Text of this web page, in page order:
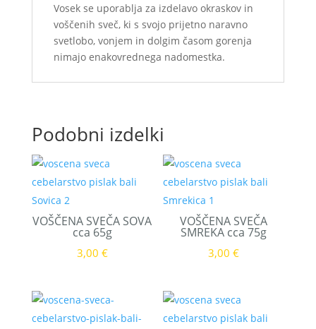
Vosek se uporablja za izdelavo okraskov in
voščenih sveč, ki s svojo prijetno naravno
svetlobo, vonjem in dolgim časom gorenja
nimajo enakovrednega nadomestka.
Podobni izdelki
VOŠČENA SVEČA SOVA
cca 65g
3,00 €
VOŠČENA SVEČA
SMREKA cca 75g
3,00€